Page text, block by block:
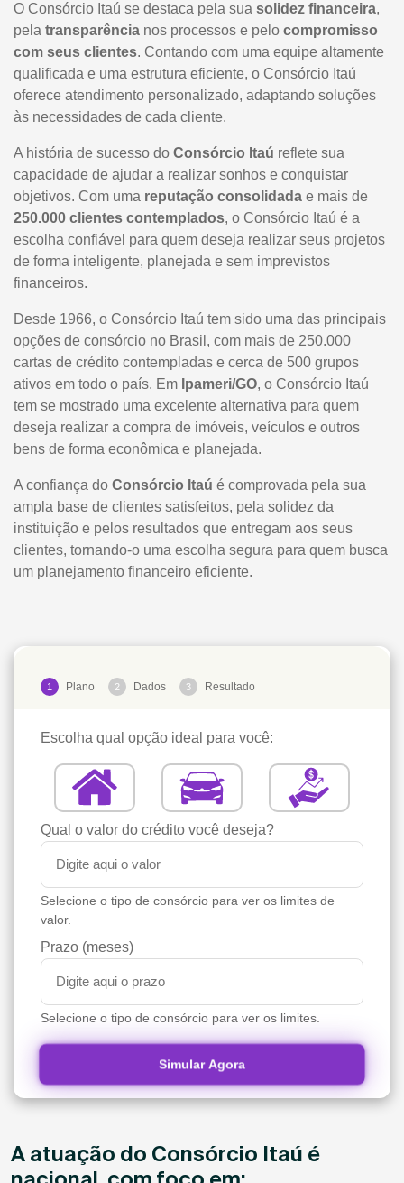
O Consórcio Itaú se destaca pela sua solidez financeira,
pela transparência nos processos e pelo compromisso
com seus clientes. Contando com uma equipe altamente
qualificada e uma estrutura eficiente, o Consórcio Itaú
oferece atendimento personalizado, adaptando soluções
às necessidades de cada cliente.
A história de sucesso do Consórcio Itaú reflete sua
capacidade de ajudar a realizar sonhos e conquistar
objetivos. Com uma reputação consolidada e mais de
250.000 clientes contemplados, o Consórcio Itaú é a
escolha confiável para quem deseja realizar seus projetos
de forma inteligente, planejada e sem imprevistos
financeiros.
Desde 1966, o Consórcio Itaú tem sido uma das principais
opções de consórcio no Brasil, com mais de 250.000
cartas de crédito contempladas e cerca de 500 grupos
ativos em todo o país. Em Ipameri/GO, o Consórcio Itaú
tem se mostrado uma excelente alternativa para quem
deseja realizar a compra de imóveis, veículos e outros
bens de forma econômica e planejada.
A confiança do Consórcio Itaú é comprovada pela sua
ampla base de clientes satisfeitos, pela solidez da
instituição e pelos resultados que entregam aos seus
clientes, tornando-o uma escolha segura para quem busca
um planejamento financeiro eficiente.
1 Plano 2 Dados 3 Resultado
Escolha qual opção ideal para você:
Qual o valor do crédito você deseja?
Selecione o tipo de consórcio para ver os limites de
valor.
Prazo (meses)
Selecione o tipo de consórcio para ver os limites.
Simular Agora
A atuação do Consórcio Itaú é